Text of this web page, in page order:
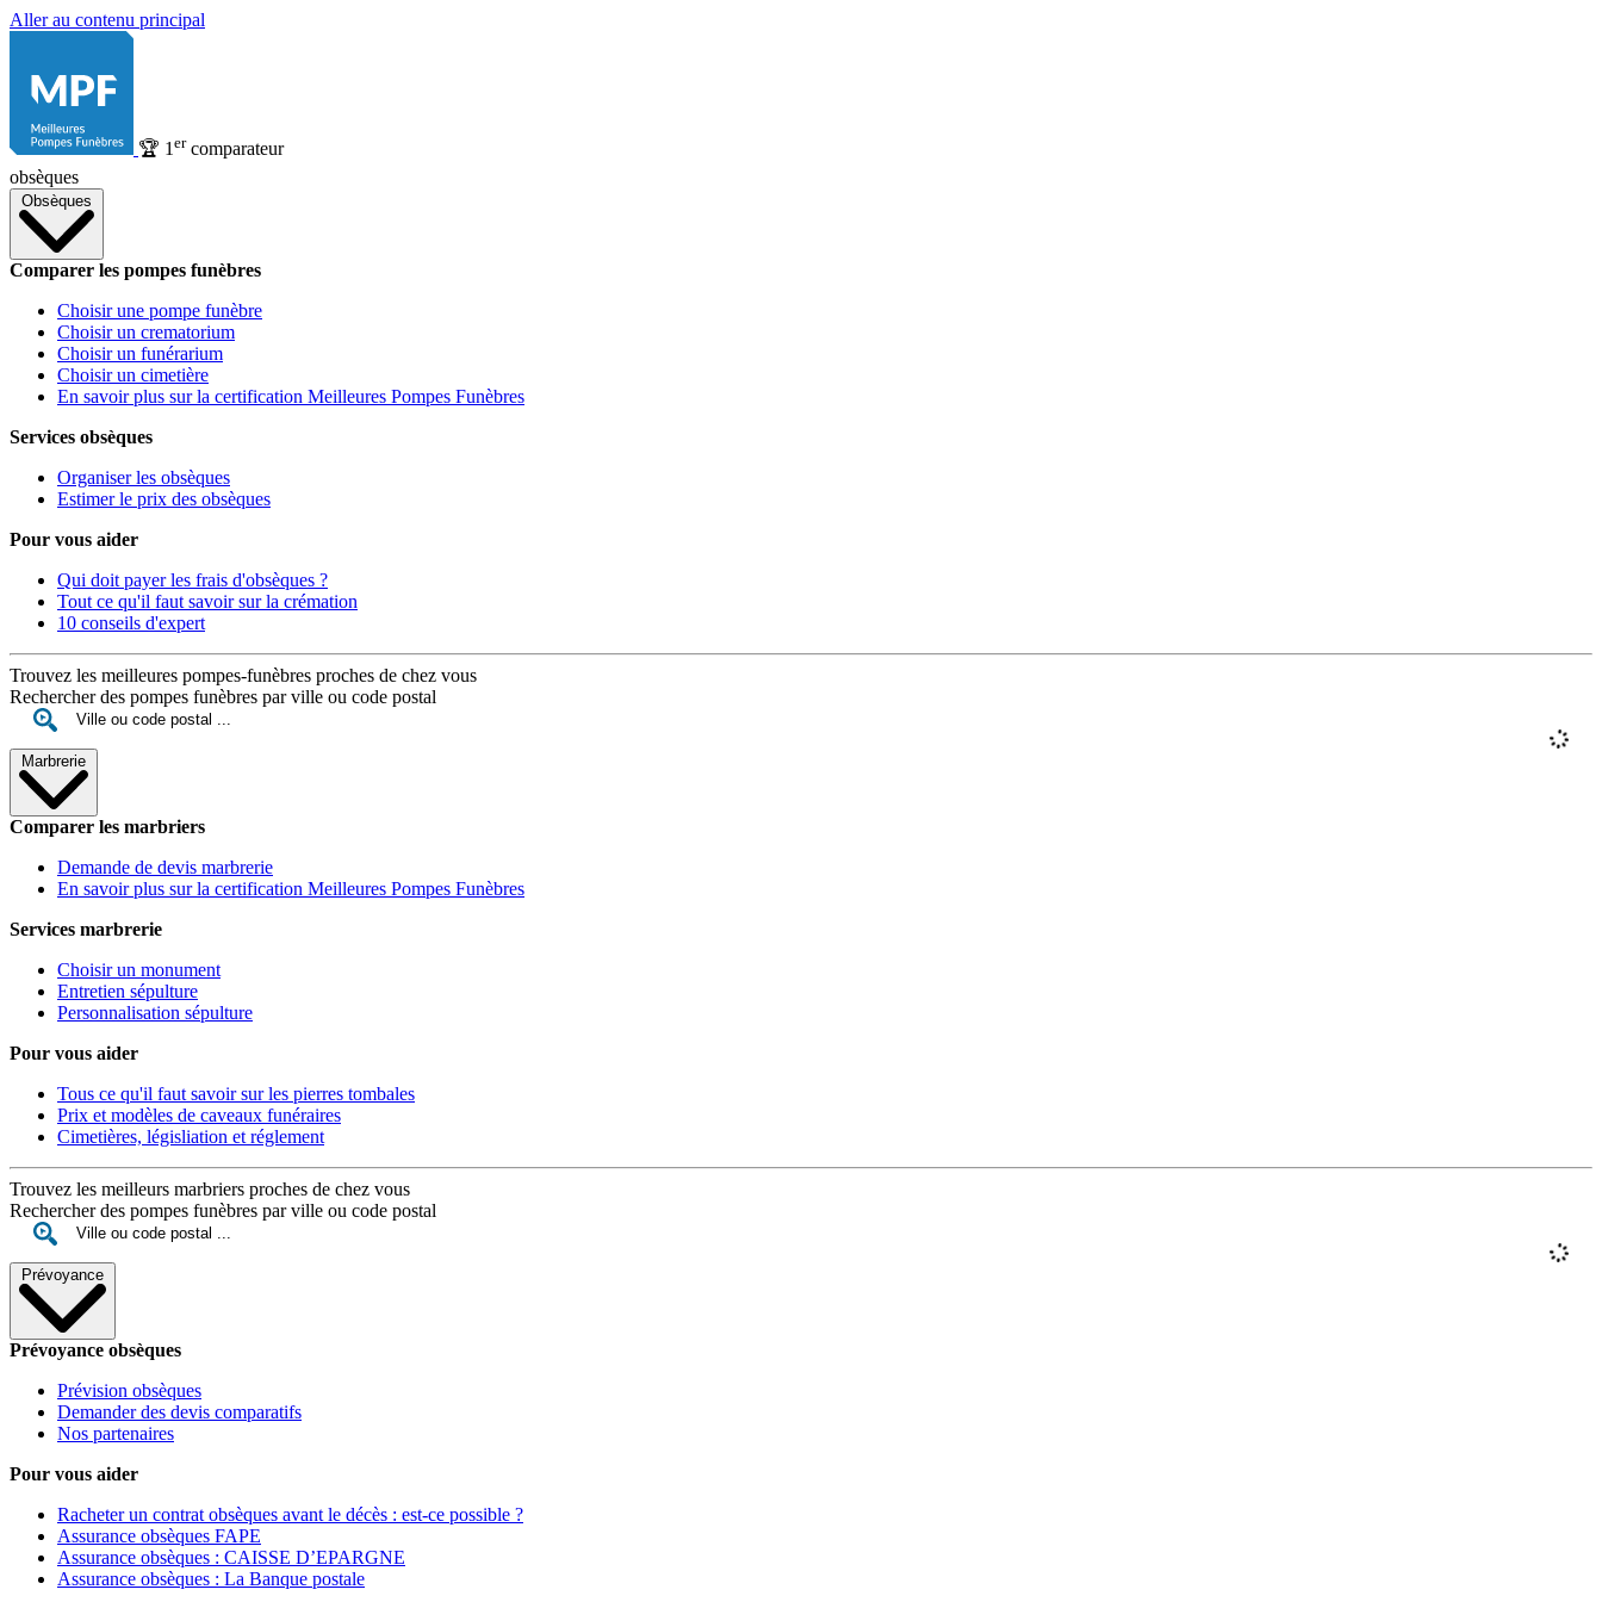
Aller au contenu principal
🏆 1 ercomparateur
obsèques
Obsèques
Comparer les pompes funèbres
Choisir une pompe funèbre
Choisir un crematorium
Choisir un funérarium
Choisir un cimetière
En savoir plus sur la certification Meilleures Pompes Funèbres
Services obsèques
Organiser les obsèques
Estimer le prix des obsèques
Pour vous aider
Qui doit payer les frais d'obsèques ?
Tout ce qu'il faut savoir sur la crémation
10 conseils d'expert
Trouvez les meilleures pompes-funèbres proches de chez vous
Rechercher des pompes funèbres par ville ou code postal
Marbrerie
Comparer les marbriers
Demande de devis marbrerie
En savoir plus sur la certification Meilleures Pompes Funèbres
Services marbrerie
Choisir un monument
Entretien sépulture
Personnalisation sépulture
Pour vous aider
Tous ce qu'il faut savoir sur les pierres tombales
Prix et modèles de caveaux funéraires
Cimetières, législiation et réglement
Trouvez les meilleurs marbriers proches de chez vous
Rechercher des pompes funèbres par ville ou code postal
Prévoyance
Prévoyance obsèques
Prévision obsèques
Demander des devis comparatifs
Nos partenaires
Pour vous aider
Racheter un contrat obsèques avant le décès : est-ce possible ?
Assurance obsèques FAPE
Assurance obsèques : CAISSE D’EPARGNE
Assurance obsèques : La Banque postale